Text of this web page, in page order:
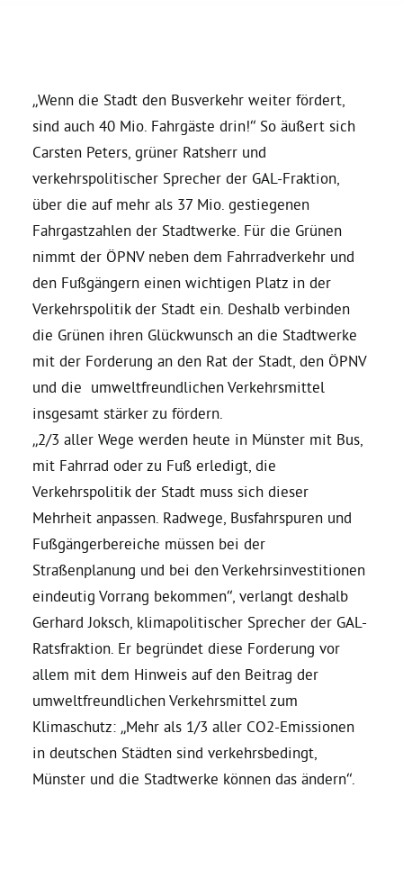
Delegierte
Grüne im Rathaus
Ratsfraktion
Ratsmitglieder 2025 – 2030
Fraktionsgeschäftsstelle
Bezirksvertretungen
Aktiv werden
Termine
Mitglied werden
„Wenn die Stadt den Busverkehr weiter fördert,
sind auch 40 Mio. Fahrgäste drin!“ So äußert sich
Carsten Peters, grüner Ratsherr und
verkehrspolitischer Sprecher der GAL-Fraktion,
über die auf mehr als 37 Mio. gestiegenen
Fahrgastzahlen der Stadtwerke. Für die Grünen
nimmt der ÖPNV neben dem Fahrradverkehr und
den Fußgängern einen wichtigen Platz in der
Verkehrspolitik der Stadt ein. Deshalb verbinden
die Grünen ihren Glückwunsch an die Stadtwerke
mit der Forderung an den Rat der Stadt, den ÖPNV
und die umweltfreundlichen Verkehrsmittel
insgesamt stärker zu fördern.
„2/3 aller Wege werden heute in Münster mit Bus,
mit Fahrrad oder zu Fuß erledigt, die
Verkehrspolitik der Stadt muss sich dieser
Mehrheit anpassen. Radwege, Busfahrspuren und
Fußgängerbereiche müssen bei der
Straßenplanung und bei den Verkehrsinvestitionen
eindeutig Vorrang bekommen“, verlangt deshalb
Gerhard Joksch, klimapolitischer Sprecher der GAL-
Ratsfraktion. Er begründet diese Forderung vor
allem mit dem Hinweis auf den Beitrag der
umweltfreundlichen Verkehrsmittel zum
Klimaschutz: „Mehr als 1/3 aller CO2-Emissionen
in deutschen Städten sind verkehrsbedingt,
Münster und die Stadtwerke können das ändern“.